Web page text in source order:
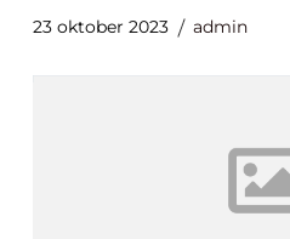
23 oktober 2023 admin